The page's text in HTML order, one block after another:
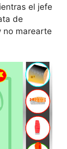
el jefe
de
no marearte